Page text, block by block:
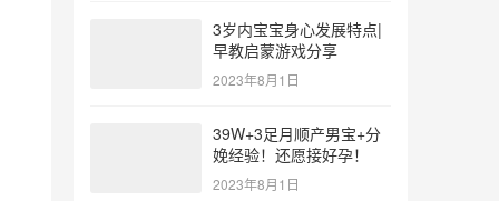
3岁内宝宝身心发展特点|
早教启蒙游戏分享
2023年8月1日
39W+3足月顺产男宝+分
娩经验！还愿接好孕！
2023年8月1日